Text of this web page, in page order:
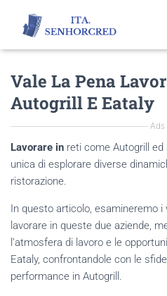
Vale La Pena
Autogrill E Eataly
Ads
Lavorare in reti come Autogrill ed
unica di esplorare diverse
ristorazione.
In questo articolo, esamineremo i
lavorare in queste due aziende,
l’atmosfera di lavoro e le
Eataly, confrontandole con le
performance in Autogrill.